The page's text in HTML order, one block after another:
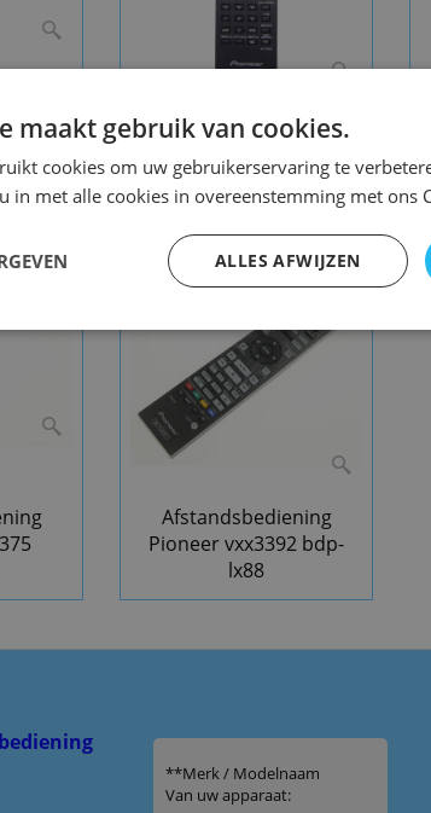
Afstandsbediening
450 bdp-440
Afstandsbediening
Pioneer vxx3392 bdp-
lx88
maakt gebruik van cookies.
cookies om uw gebruikerservaring te
in met alle cookies in overeenstemming met ons
ALLES AFWIJZEN